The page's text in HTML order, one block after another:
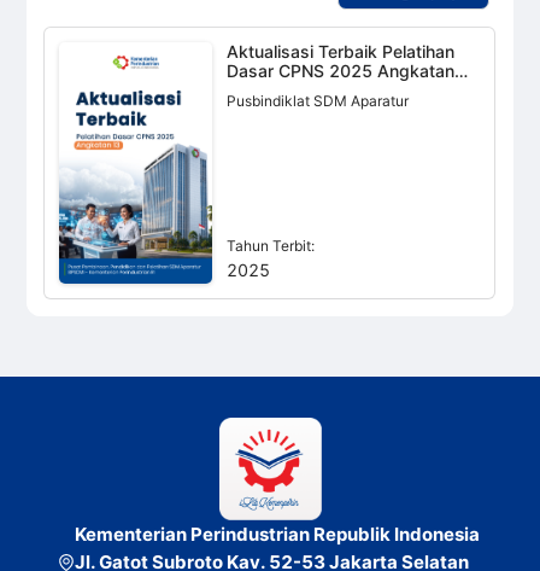
Aktualisasi Terbaik Pelatihan
Dasar CPNS 2025 Angkatan
Pusbindiklat SDM Aparatur
Tahun Terbit:
2025
Kementerian Perindustrian Republik Indonesia
Jl. Gatot Subroto Kav. 52-53 Jakarta Selatan